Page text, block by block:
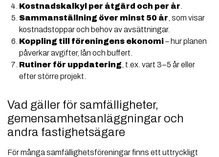
Kostnadskalkyl per åtgärd och per år
Sammanställning över minst 50 år , som visar
kostnadstoppar och behov av avsättningar.
Koppling till föreningens ekonomi– hur planen
påverkar avgifter, lån och buffert.
Rutiner för uppdatering , t.ex. vart 3–5 år eller
efter större projekt.
Vad gäller för samfälligheter,
gemensamhetsanläggningar och
andra fastighetsägare
För många samfällighetsföreningar finns ett uttryckligt